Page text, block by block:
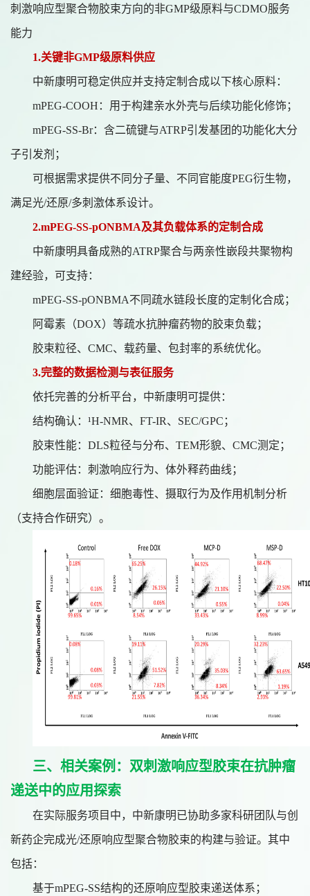
刺激响应型聚合物胶束方向的非GMP级原料与CDMO服务
能力
1.关键非GMP级原料供应
中新康明可稳定供应并支持定制合成以下核心原料：
mPEG-COOH：用于构建亲水外壳与后续功能化修饰；
mPEG-SS-Br：含二硫键与ATRP引发基团的功能化大分
子引发剂；
可根据需求提供不同分子量、不同官能度PEG衍生物，
满足光/还原/多刺激体系设计。
2.mPEG-SS-pONBMA及其负载体系的定制合成
中新康明具备成熟的ATRP聚合与两亲性嵌段共聚物构
建经验，可支持：
mPEG-SS-pONBMA不同疏水链段长度的定制化合成；
阿霉素（DOX）等疏水抗肿瘤药物的胶束负载；
胶束粒径、 CMC、载药量、包封率的系统优化。
3.完整的数据检测与表征服务
依托完善的分析平台，中新康明可提供：
结构确认： ¹H-NMR、FT-IR、SEC/GPC；
胶束性能： DLS粒径与分布、TEM形貌、CMC测定；
功能评估：刺激响应行为、体外释药曲线；
细胞层面验证：细胞毒性、摄取行为及作用机制分析
（支持合作研究）。
三、相关案例：双刺激响应型胶束在抗肿瘤
递送中的应用探索
在实际服务项目中，中新康明已协助多家科研团队与创
新药企完成光/还原响应型聚合物胶束的构建与验证。其中
包括：
基于mPEG-SS结构的还原响应型胶束递送体系；